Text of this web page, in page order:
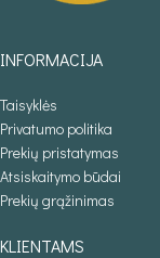
INFORMACIJA
Taisyklės
Privatumo politika
Prekių pristatymas
Atsiskaitymo būdai
Prekių grąžinimas
KLIENTAMS